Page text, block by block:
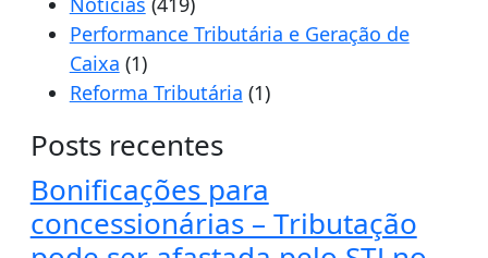
Performance Tributária e Geração de
Caixa (1)
Reforma Tributária (1)
Posts recentes
Bonificações para
concessionárias – Tributação